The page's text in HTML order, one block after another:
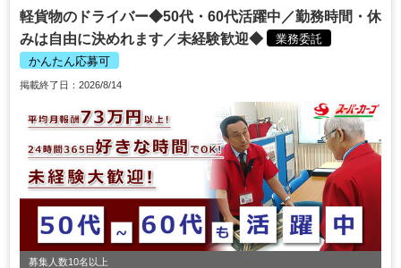
軽貨物のドライバー◆50代・60代活躍中／勤務時間・休
みは自由に決めれます／未経験歓迎◆
業務委託
かんたん応募可
掲載終了日：2026/8/14
募集人数10名以上